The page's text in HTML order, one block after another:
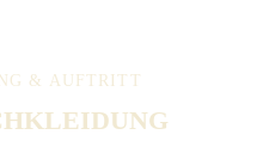
& AUFTRITT